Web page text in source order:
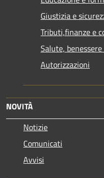
Giustizia e
Tributi,finanze e
Salute,
Autorizzazioni
NOVITÀ
Notizie
Comunicati
Avvisi